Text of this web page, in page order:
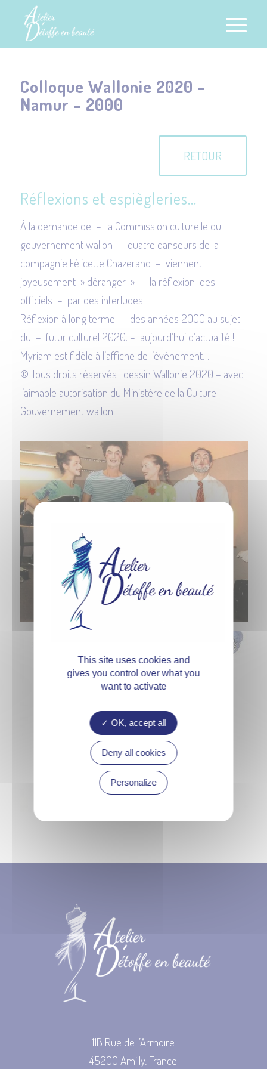
Colloque Wallonie 2020 –
Namur – 2000
RETOUR
Réflexions et espiègleries…
À la demande de – la Commission culturelle du
gouvernement wallon – quatre danseurs de la
compagnie Félicette Chazerand – viennent
joyeusement » déranger » – la réflexion des
officiels – par des interludes
Réflexion à long terme – des années 2000 au sujet
du – futur culturel 2020. – aujourd’hui d’actualité !
Myriam est fidèle à l’affiche de l’évènement…
© Tous droits réservés : dessin Wallonie 2020 – avec
l’aimable autorisation du Ministère de la Culture –
Gouvernement wallon
11B Rue de l’Armoire
45200 Amilly, France
This site uses cookies and
gives you control over what you
want to activate
OK, accept all
Deny all cookies
Personalize